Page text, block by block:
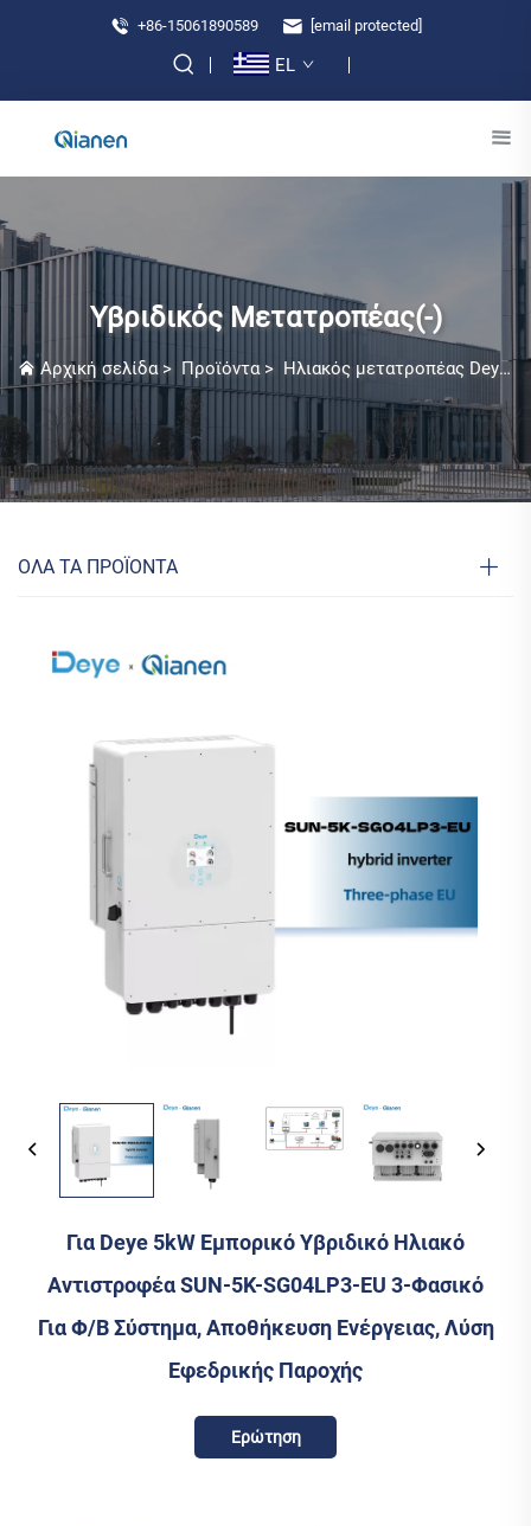
+86-15061890589 [email protected]
EL
Υβριδικός Μετατροπέας(-)
Αρχική σελίδα> Προϊόντα> Ηλιακός μετατροπέας Deye >
ΟΛΑ ΤΑ ΠΡΟΪΟΝΤΑ
Για Deye 5kW Εμπορικό Υβριδικό Ηλιακό
Αντιστροφέα SUN-5K-SG04LP3-EU 3-Φασικό
Για Φ/Β Σύστημα, Αποθήκευση Ενέργειας, Λύση
Εφεδρικής Παροχής
Ερώτηση